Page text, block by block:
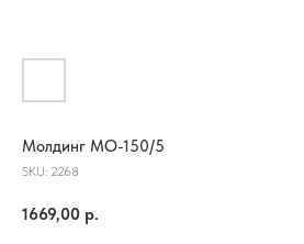
Молдинг МО-150/5
SKU: 2268
1669,00 р.